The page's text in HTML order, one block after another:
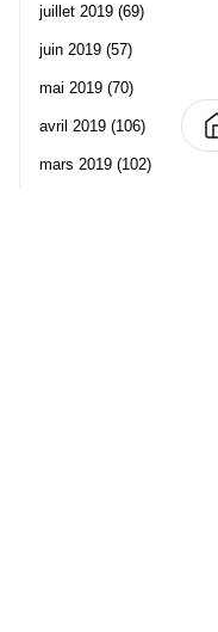
juillet 2019 (69)
juin 2019 (57)
mai 2019 (70)
avril 2019 (106)
mars 2019 (102)